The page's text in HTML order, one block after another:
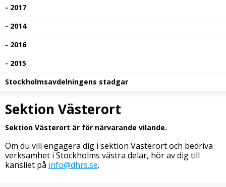
- 2017
- 2014
- 2016
- 2015
Stockholmsavdelningens stadgar
Sektion Västerort
Sektion Västerort är för närvarande vilande.
Om du vill engagera dig i sektion Västerort och bedriva
verksamhet i Stockholms västra delar, hör av dig till
kansliet på info@dhrs.se.